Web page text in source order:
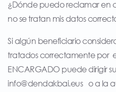
¿Dónde puedo reclamar en
no se tratan mis datos
Si algún beneficiario
tratados correctamente por el
ENCARGADO puede dirigir
info@dendakbai.eus o a la